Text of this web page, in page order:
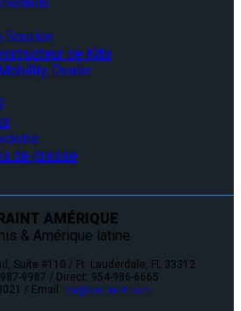
Soutien
de Kits
Dealer
de presse
AMÉRIQUE
& Amérique latine
Suite #110 / Ft. Lauderdale, FL 33312
9987 / Direct: 954-986-6665
/ Email: cs@qstraint.com